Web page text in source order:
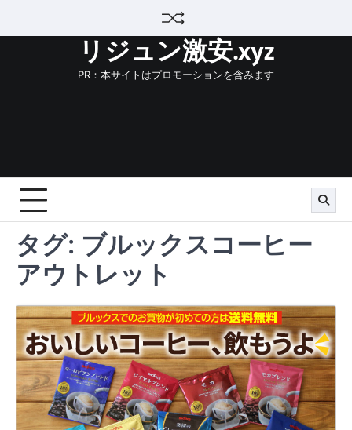
リジュン激安.xyz
PR：本サイトはプロモーションを含みます
タグ: ブルックスコーヒー
アウトレット